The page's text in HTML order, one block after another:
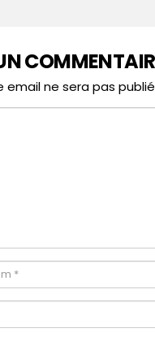
email ne sera pas